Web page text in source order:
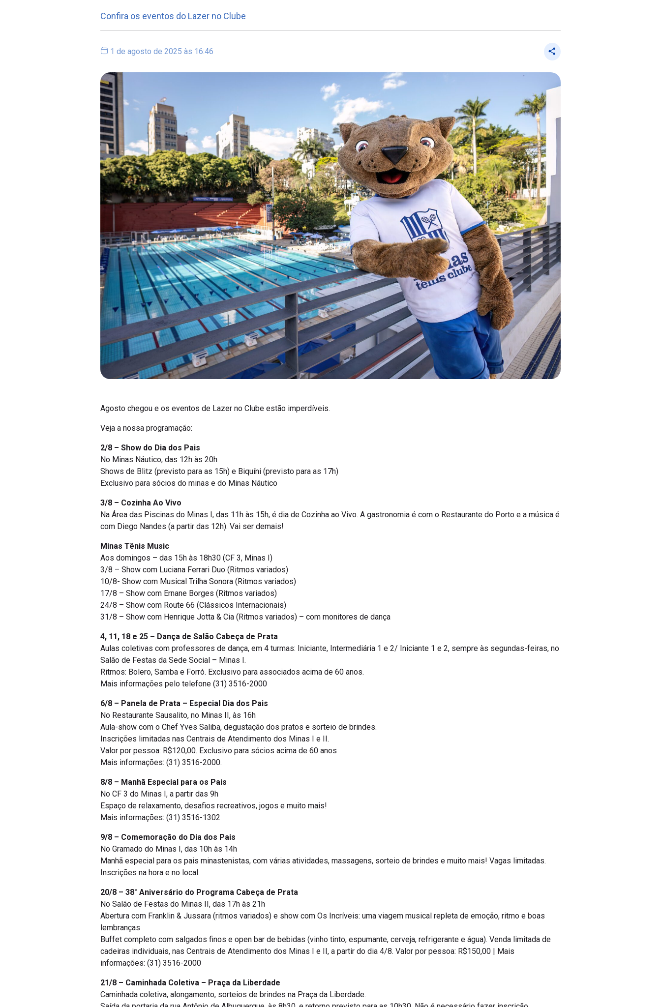
Confira os eventos do Lazer no Clube
1 de agosto de 2025 às 16:46
Agosto chegou e os eventos de Lazer no Clube estão imperdíveis.
Veja a nossa programação:
2/8 – Show do Dia dos Pais
No Minas Náutico, das 12h às 20h
Shows de Blitz (previsto para as 15h) e Biquíni (previsto para as 17h)
Exclusivo para sócios do minas e do Minas Náutico
3/8 – Cozinha Ao Vivo
Na Área das Piscinas do Minas I, das 11h às 15h, é dia de Cozinha ao Vivo. A gastronomia é com o Restaurante do Porto e a música é
com Diego Nandes (a partir das 12h). Vai ser demais!
Minas Tênis Music
Aos domingos – das 15h às 18h30 (CF 3, Minas I)
3/8 – Show com Luciana Ferrari Duo (Ritmos variados)
10/8- Show com Musical Trilha Sonora (Ritmos variados)
17/8 – Show com Ernane Borges (Ritmos variados)
24/8 – Show com Route 66 (Clássicos Internacionais)
31/8 – Show com Henrique Jotta & Cia (Ritmos variados) – com monitores de dança
4, 11, 18 e 25 – Dança de Salão Cabeça de Prata
Aulas coletivas com professores de dança, em 4 turmas: Iniciante, Intermediária 1 e 2/ Iniciante 1 e 2, sempre às segundas-feiras, no
Salão de Festas da Sede Social – Minas I.
Ritmos: Bolero, Samba e Forró. Exclusivo para associados acima de 60 anos.
Mais informações pelo telefone (31) 3516-2000
6/8 – Panela de Prata – Especial Dia dos Pais
No Restaurante Sausalito, no Minas II, às 16h
Aula-show com o Chef Yves Saliba, degustação dos pratos e sorteio de brindes.
Inscrições limitadas nas Centrais de Atendimento dos Minas I e II.
Valor por pessoa: R$120,00. Exclusivo para sócios acima de 60 anos
Mais informações: (31) 3516-2000.
8/8 – Manhã Especial para os Pais
No CF 3 do Minas I, a partir das 9h
Espaço de relaxamento, desafios recreativos, jogos e muito mais!
Mais informações: (31) 3516-1302
9/8 – Comemoração do Dia dos Pais
No Gramado do Minas I, das 10h às 14h
Manhã especial para os pais minastenistas, com várias atividades, massagens, sorteio de brindes e muito mais! Vagas limitadas.
Inscrições na hora e no local.
20/8 – 38° Aniversário do Programa Cabeça de Prata
No Salão de Festas do Minas II, das 17h às 21h
Abertura com Franklin & Jussara (ritmos variados) e show com Os Incríveis: uma viagem musical repleta de emoção, ritmo e boas
lembranças
Buffet completo com salgados finos e open bar de bebidas (vinho tinto, espumante, cerveja, refrigerante e água). Venda limitada de
cadeiras individuais, nas Centrais de Atendimento dos Minas I e II, a partir do dia 4/8. Valor por pessoa: R$150,00 | Mais
informações: (31) 3516-2000
21/8 – Caminhada Coletiva – Praça da Liberdade
Caminhada coletiva, alongamento, sorteios de brindes na Praça da Liberdade.